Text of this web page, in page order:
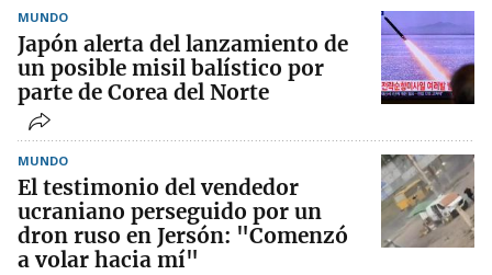
MUNDO
Japón alerta del lanzamiento de
un posible misil balístico por
parte de Corea del Norte
MUNDO
El testimonio del vendedor
ucraniano perseguido por un
dron ruso en Jersón: "Comenzó
a volar hacia mí"